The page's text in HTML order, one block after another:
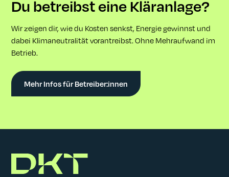
Du betreibst eine Kläranlage?
Wir zeigen dir, wie du Kosten senkst, Energie gewinnst und
dabei Klimaneutralität vorantreibst. Ohne Mehraufwand im
Betrieb.
Mehr Infos für Betreiber:innen